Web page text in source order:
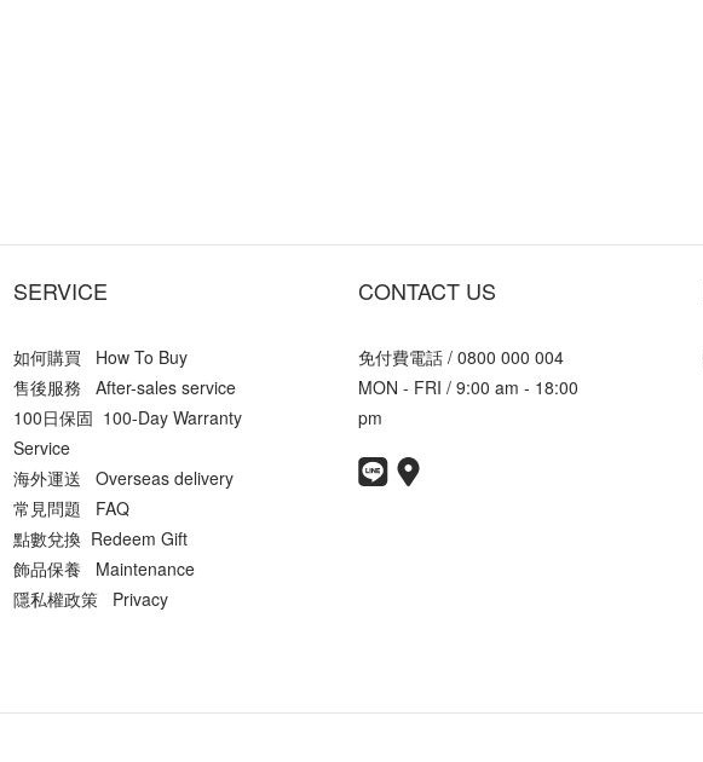
SERVICE
如何購買 How To Buy
售後服務 After-sales service
100日保固 100-Day Warranty
Service
海外運送 Overseas delivery
常見問題 FAQ
點數兌換 Redeem Gift
飾品保養 Maintenance
隱私權政策 Privacy
CONTACT US
免付費電話 / 0800 000 004
MON - FRI / 9:00 am - 18:00
pm